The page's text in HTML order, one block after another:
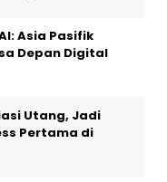
Asia Pasifik
Depan Digital
Utang, Jadi
Pertama di